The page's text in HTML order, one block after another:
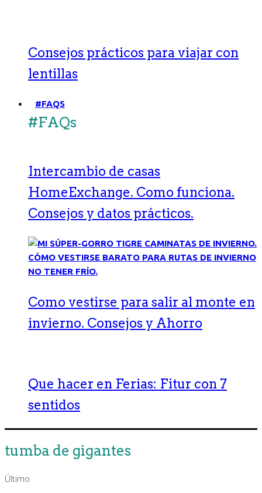
Consejos prácticos para viajar con
lentillas
#FAQS
#FAQs
Intercambio de casas
HomeExchange. Como funciona.
Consejos y datos prácticos.
Como vestirse para salir al monte en
invierno. Consejos y Ahorro
Que hacer en Ferias: Fitur con 7
sentidos
tumba de gigantes
Último